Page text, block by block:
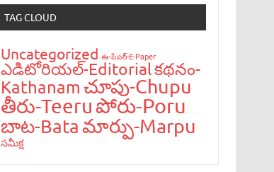
TAG CLOUD
Uncategorized ఈ-పేప‌ర్-E-Paper
ఎడిటోరియ‌ల్-Editorialక‌థ‌నం-
Kathanam చూపు-Chupu
తీరు-Teeruపోరు-Poru
బాట‌-Bata మార్పు-Marpu
స‌మీక్ష‌